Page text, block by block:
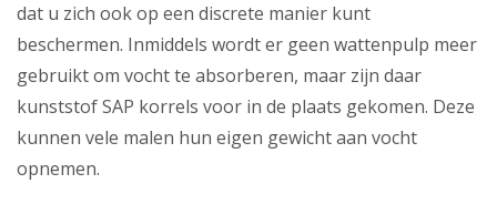
dat u zich ook op een discrete manier kunt
beschermen. Inmiddels wordt er geen wattenpulp meer
gebruikt om vocht te absorberen, maar zijn daar
kunststof SAP korrels voor in de plaats gekomen. Deze
kunnen vele malen hun eigen gewicht aan vocht
opnemen.